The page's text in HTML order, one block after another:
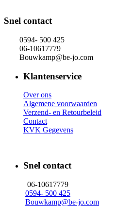
Snel contact
0594- 500 425
06-10617779
Bouwkamp@be-jo.com
Klantenservice
Over ons
Algemene voorwaarden
Verzend- en Retourbeleid
Contact
KVK Gegevens
Snel contact
06-10617779
0594- 500 425
Bouwkamp@be-jo.com